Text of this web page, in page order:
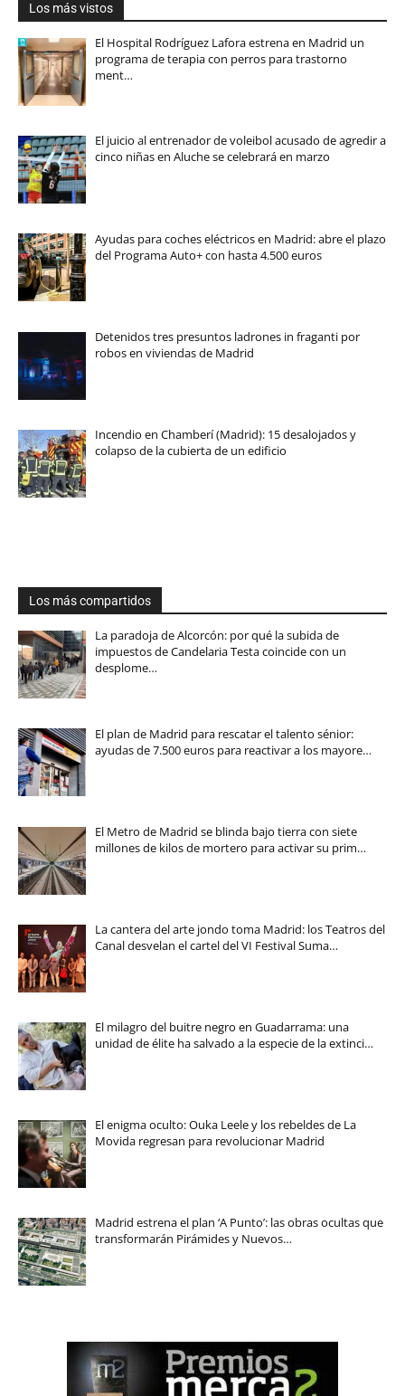
Los más vistos
El Hospital Rodríguez Lafora estrena en Madrid un
programa de terapia con perros para trastorno
ment…
El juicio al entrenador de voleibol acusado de agredir a
cinco niñas en Aluche se celebrará en marzo
Ayudas para coches eléctricos en Madrid: abre el plazo
del Programa Auto+ con hasta 4.500 euros
Detenidos tres presuntos ladrones in fraganti por
robos en viviendas de Madrid
Incendio en Chamberí (Madrid): 15 desalojados y
colapso de la cubierta de un edificio
Los más compartidos
La paradoja de Alcorcón: por qué la subida de
impuestos de Candelaria Testa coincide con un
desplome…
El plan de Madrid para rescatar el talento sénior:
ayudas de 7.500 euros para reactivar a los mayore…
El Metro de Madrid se blinda bajo tierra con siete
millones de kilos de mortero para activar su prim…
La cantera del arte jondo toma Madrid: los Teatros del
Canal desvelan el cartel del VI Festival Suma…
El milagro del buitre negro en Guadarrama: una
unidad de élite ha salvado a la especie de la extinci…
El enigma oculto: Ouka Leele y los rebeldes de La
Movida regresan para revolucionar Madrid
Madrid estrena el plan ‘A Punto’: las obras ocultas que
transformarán Pirámides y Nuevos…